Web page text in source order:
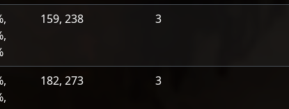
159, 238 3
182, 273 3